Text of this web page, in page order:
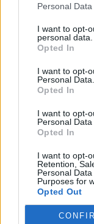
Personal
I want to opt-
personal data.
Opted In
I want to opt-
Personal Data.
Opted In
I want to opt-
Personal Data
Opted In
I want to opt-
Retention,
Personal
Purposes for
Opted Out
Σπάρτη:
εντοπίστηκε
68χρονος
07/08/2026 13:04